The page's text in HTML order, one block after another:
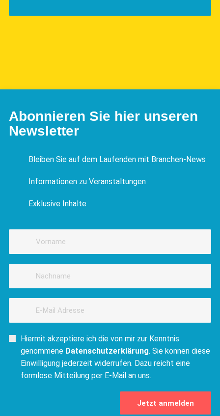
Abonnieren Sie hier unseren
Newsletter
Bleiben Sie auf dem Laufenden mit Branchen-News
Informationen zu Veranstaltungen
Exklusive Inhalte
Hiermit akzeptiere ich die von mir zur Kenntnis
genommene Datenschutzerklärung. Sie können diese
Einwilligung jederzeit widerrufen. Dazu reicht eine
formlose Mitteilung per E-Mail an uns.